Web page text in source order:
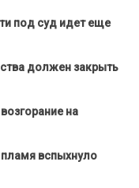
под суд идет еще
должен закрыть
на
пламя вспыхнуло